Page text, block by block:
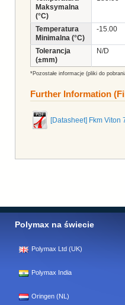
Maksymalna
(°C)
Temperatura
Minimalna (°C)
-15.00
Tolerancja
(±mm)
N/D
*Pozostałe informacje (pliki do
Further Information
[Datasheet] Fkm Viton
Polymax na świecie
Polymax Ltd (UK)
Polymax India
Oringen (NL)